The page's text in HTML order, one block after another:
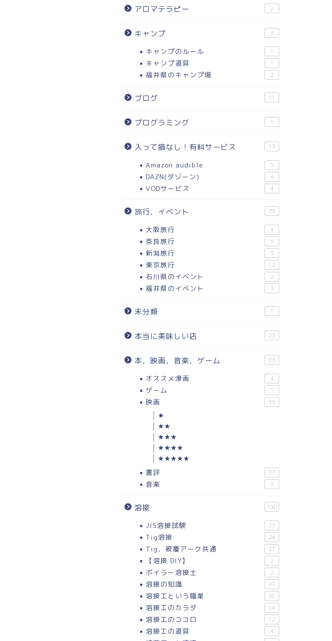
アロマテラピー 2
キャンプ 4
キャンプのルール 1
キャンプ道具 1
福井県のキャンプ場 2
ブログ 11
プログラミング 1
入って損なし！有料サービス 13
Amazon audible 5
DAZN(ダゾーン) 4
VODサービス 4
旅行，イベント 29
大阪旅行 4
奈良旅行 5
新潟旅行 3
東京旅行 12
石川県のイベント 2
福井県のイベント 3
未分類 1
本当に美味しい店 23
本，映画，音楽，ゲーム 83
オススメ漫画 4
ゲーム 1
映画 39
★
★★
★★★
★★★★
★★★★★
書評 37
音楽 3
溶接 190
JIS溶接試験 23
Tig溶接 24
Tig，被覆アーク共通 27
【溶接 DIY】 2
ボイラー溶接士 2
溶接の知識 47
溶接工という職業 50
溶接工のカラダ 14
溶接工のココロ 12
溶接工の道具 4